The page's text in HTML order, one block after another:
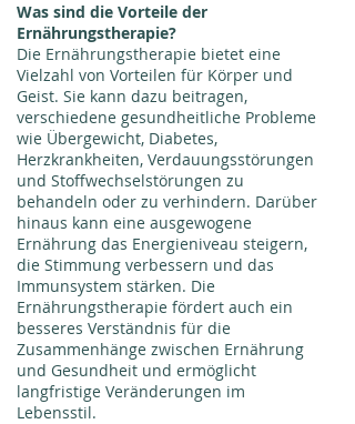
Was sind die Vorteile der
Ernährungstherapie?
Die Ernährungstherapie bietet eine
Vielzahl von Vorteilen für Körper und
Geist. Sie kann dazu beitragen,
verschiedene gesundheitliche Probleme
wie Übergewicht, Diabetes,
Herzkrankheiten, Verdauungsstörungen
und Stoffwechselstörungen zu
behandeln oder zu verhindern. Darüber
hinaus kann eine ausgewogene
Ernährung das Energieniveau steigern,
die Stimmung verbessern und das
Immunsystem stärken. Die
Ernährungstherapie fördert auch ein
besseres Verständnis für die
Zusammenhänge zwischen Ernährung
und Gesundheit und ermöglicht
langfristige Veränderungen im
Lebensstil.